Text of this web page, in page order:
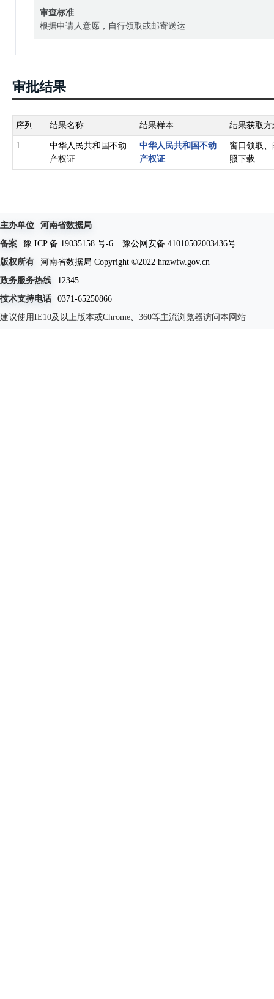
审查标准
根据申请人意愿，自行领取或邮寄送达
审批结果
序列 结果名称 结果样本 结果获取方
1
中华人民共和国不动
产权证
中华人民共和国不动
产权证
窗口领取
照下载
主办单位
河南省数据局
备案
豫 ICP 备 19035158 号-6
豫公网安备 41010502003436号
版权所有
河南省数据局 Copyright ©2022 hnzwfw.gov.cn
政务服务热线
12345
技术支持电话
0371-65250866
建议使用IE10及以上版本或Chrome、360等主流浏览器访问本网站